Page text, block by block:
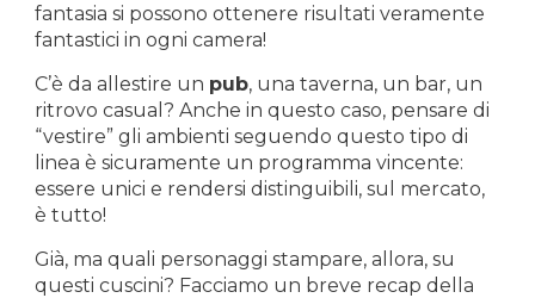
fantasia si possono ottenere risultati veramente
fantastici in ogni camera!
C’è da allestire un pub, una taverna, un bar, un
ritrovo casual? Anche in questo caso, pensare di
“vestire” gli ambienti seguendo questo tipo di
linea è sicuramente un programma vincente:
essere unici e rendersi distinguibili, sul mercato,
è tutto!
Già, ma quali personaggi stampare, allora, su
questi cuscini? Facciamo un breve recap della